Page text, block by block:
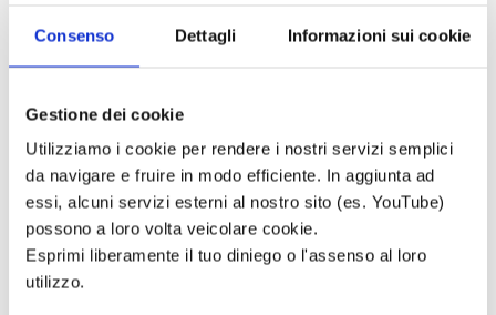
Consenso Dettagli Informazioni sui cookie
Gestione dei cookie
Utilizziamo i cookie per rendere i nostri servizi semplici
da navigare e fruire in modo efficiente. In aggiunta ad
essi, alcuni servizi esterni al nostro sito (es. YouTube)
possono a loro volta veicolare cookie.
Esprimi liberamente il tuo diniego o l'assenso al loro
utilizzo.
Gioco Motorio per
Anni
Aiuto Compiti 6-11
Anni
Shiatsu Genitori e
Figli
Yoga per Genitori